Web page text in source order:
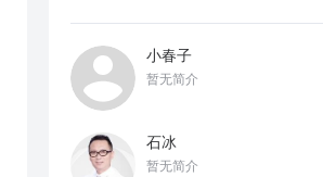
小春子
暂无简介
石冰
暂无简介